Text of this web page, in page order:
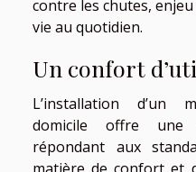
contre les chutes,
vie au quotidien.
Un confort
L’installation d’un
domicile offre une
répondant aux